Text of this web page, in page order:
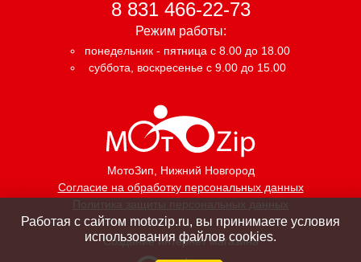
МотоЗип, Нижний Новгород
Согласие на обработку персональных данных
Политика защиты персональных данных
8 831 466-22-73
Режим работы:
понедельник - пятница с 8.00 до 18.00
суббота, воскресенье с 9.00 до 15.00
Создание интернет магазина
Работая с сайтом motozip.ru, вы принимаете условия
использования файлов cookies.